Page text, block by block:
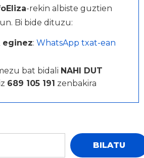
-rekin albiste guztien
Bi bide dituzu:
eginez: WhatsApp txat-ean
bat bidali NAHI DUT
689 105 191 zenbakira
BILATU